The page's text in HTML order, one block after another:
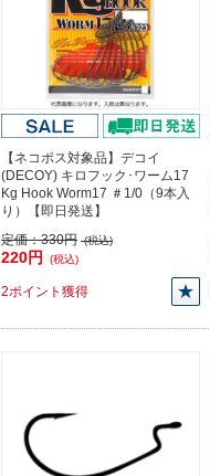
【ネコポス対象品】デコイ
(DECOY) キロフック･ワーム17
Kg Hook Worm17 ＃1/0（9本入
り）【即日発送】
定価：330円 (税込)
220円 (税込)
2ポイント獲得